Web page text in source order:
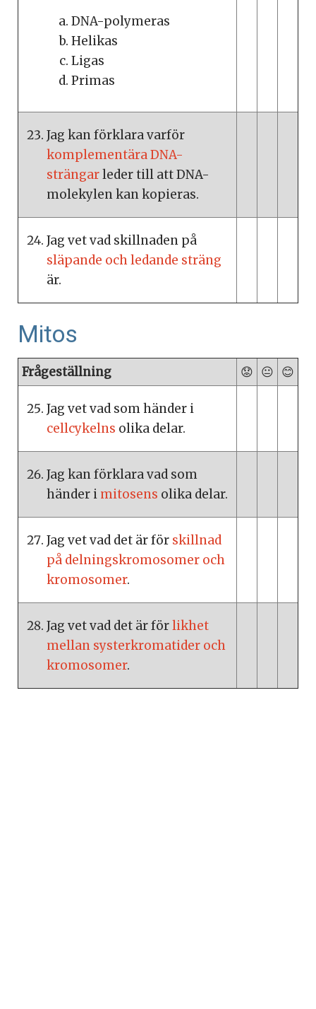
DNA-polymeras
Helikas
Ligas
Primas
Jag kan förklara varför
komplementära DNA-
strängarleder till att DNA-
molekylen kan kopieras.
Jag vet vad skillnaden på
släpande och ledande sträng
är.
Mitos
Frågeställning 😟 😐 😊
Jag vet vad som händer i
cellcykelns olika delar.
Jag kan förklara vad som
händer i mitosens olika delar.
Jag vet vad det är för skillnad
på delningskromosomer och
kromosomer.
Jag vet vad det är förlikhet
mellan systerkromatider och
kromosomer.